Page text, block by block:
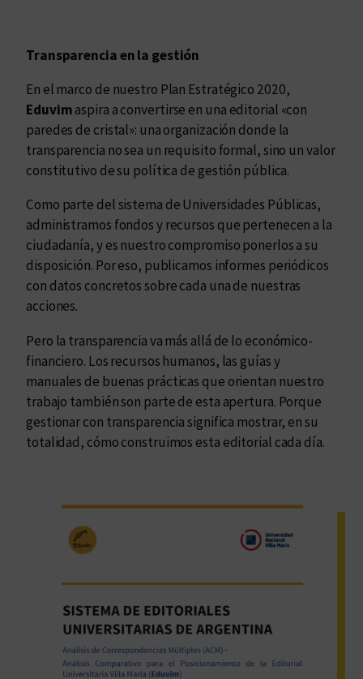
Transparencia en la gestión
En el marco de nuestro Plan Estratégico 2020,
Eduvimaspira a convertirse en una editorial «con
paredes de cristal»: una organización donde la
transparencia no sea un requisito formal, sino un valor
constitutivo de su política de gestión pública.
Como parte del sistema de Universidades Públicas,
administramos fondos y recursos que pertenecen a la
ciudadanía, y es nuestro compromiso ponerlos a su
disposición. Por eso, publicamos informes periódicos
con datos concretos sobre cada una de nuestras
acciones.
Pero la transparencia va más allá de lo económico-
financiero. Los recursos humanos, las guías y
manuales de buenas prácticas que orientan nuestro
trabajo también son parte de esta apertura. Porque
gestionar con transparencia significa mostrar, en su
totalidad, cómo construimos esta editorial cada día.